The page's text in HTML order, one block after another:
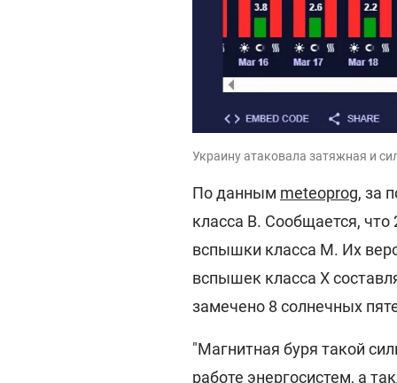
Украину атаковала затяжная и
По данным meteoprog, за
класса В. Сообщается,
вспышки класса М. Их
вспышек класса Х
замечено 8 солнечных
"Магнитная буря такой
работе энергосистем, а